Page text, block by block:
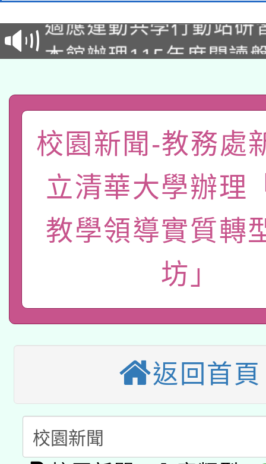
招甄選結果公告(無人
招)
本館辦理115年度閱讀
礎課程
A3數位素養講師名單
「數位內容與教學軟體
pilot」
薪期間赴陸應申請許可
轉知經濟部水利署委託
業技術研究院辦理「
用水績優單位及節水達
115年8月22日(星期六
桃園市孔廟祈福系列
開 智慧啟航」
2026年桃園地景藝術
本校115學年度第2次
招甄選結果公告(無人
招)
適應運動共學行動站研
本館辦理115年度閱讀
暨閱讀推動專業研習
科技賦能─人工智慧
礎課程
A3數位素養講師名單
「數位內容與教學軟體
校園新聞-教務處
立清華大學辦理
教學領導實質轉
坊」
返回首頁